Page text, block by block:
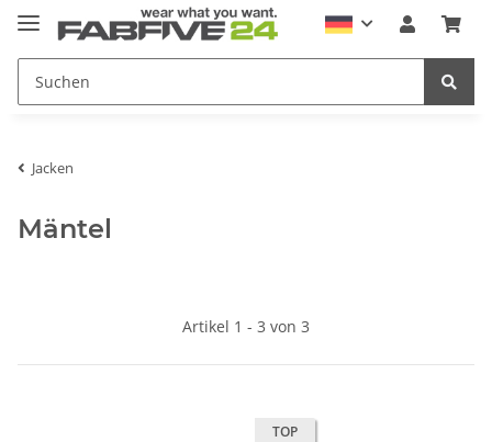
Jacken
Mäntel
Artikel 1 - 3 von 3
TOP